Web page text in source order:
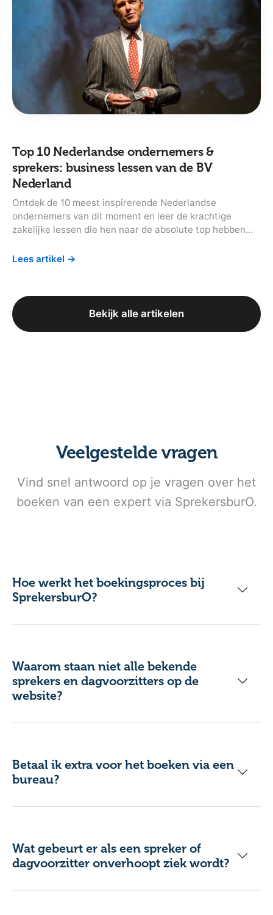
Top 10 Nederlandse ondernemers &
sprekers: business lessen van de BV
Nederland
Ontdek de 10 meest inspirerende Nederlandse
ondernemers van dit moment en leer de krachtige
zakelijke lessen die hen naar de absolute top hebben
Lees artikel →
Bekijk alle artikelen
Veelgestelde vragen
Vind snel antwoord op je vragen over het
boeken van een expert via SprekersburO.
Hoe werkt het boekingsproces bij
SprekersburO?
Waarom staan niet alle bekende
sprekers en dagvoorzitters op de
website?
Betaal ik extra voor het boeken via een
bureau?
Wat gebeurt er als een spreker of
dagvoorzitter onverhoopt ziek wordt?